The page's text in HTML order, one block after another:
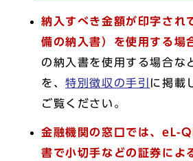
納入すべき金額が印字され
備の納入書）を使用する場
の納入書を使用する場合な
を、特別徴収の手引 に掲載
ご覧ください。
金融機関の窓口では、eL-
書で小切手などの証券によ